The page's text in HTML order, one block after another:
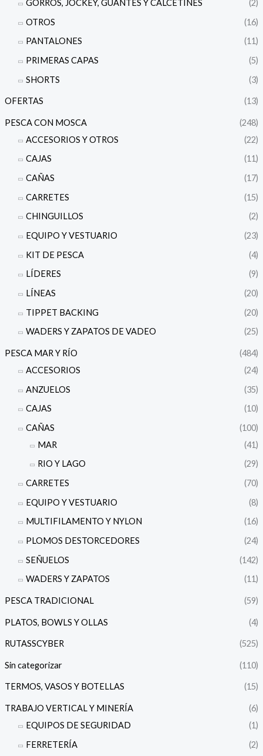
GORROS, JOCKEY, GUANTES Y CALCETINES
(2)
OTROS
(16)
PANTALONES
(11)
PRIMERAS CAPAS
(5)
SHORTS
(3)
OFERTAS (13)
PESCA CON MOSCA
(248)
ACCESORIOS Y OTROS
(22)
CAJAS
(11)
CAÑAS
(17)
CARRETES
(15)
CHINGUILLOS
(2)
EQUIPO Y VESTUARIO
(23)
KIT DE PESCA
(4)
LÍDERES
(9)
LÍNEAS
(20)
TIPPET BACKING
(20)
WADERS Y ZAPATOS DE VADEO
(25)
PESCA MAR Y RÍO
(484)
ACCESORIOS
(24)
ANZUELOS
(35)
CAJAS
(10)
CAÑAS
(100)
MAR
(41)
RIO Y LAGO
(29)
CARRETES
(70)
EQUIPO Y VESTUARIO
(8)
MULTIFILAMENTO Y NYLON
(16)
PLOMOS DESTORCEDORES
(24)
SEÑUELOS
(142)
WADERS Y ZAPATOS
(11)
PESCA TRADICIONAL (59)
PLATOS, BOWLS Y OLLAS (4)
RUTASSCYBER (525)
Sin categorizar (110)
TERMOS, VASOS Y BOTELLAS (15)
TRABAJO VERTICAL Y MINERÍA
(6)
EQUIPOS DE SEGURIDAD
(1)
FERRETERÍA
(2)